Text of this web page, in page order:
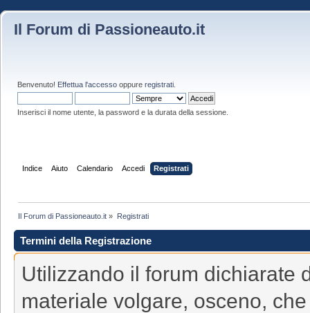
Il Forum di Passioneauto.it
Benvenuto! Effettua l'accesso oppure registrati
Inserisci il nome utente, la password e la durata della sessione.
Indice Aiuto Calendario Accedi Registrati
Il Forum di Passioneauto.it » Registrati
Termini della Registrazione
Utilizzando il forum dichiarate
materiale volgare, osceno,